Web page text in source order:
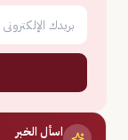
اسأل الخبر